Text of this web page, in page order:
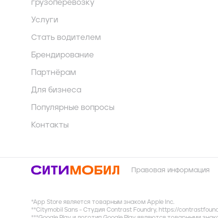
грузоперевозку
Услуги
Стать водителем
Брендирование
Партнёрам
Для бизнеса
Популярные вопросы
Контакты
Правовая информация
*App Store является товарным знаком Apple Inc.
**Citymobil Sans - Студия Contrast Foundry, https://